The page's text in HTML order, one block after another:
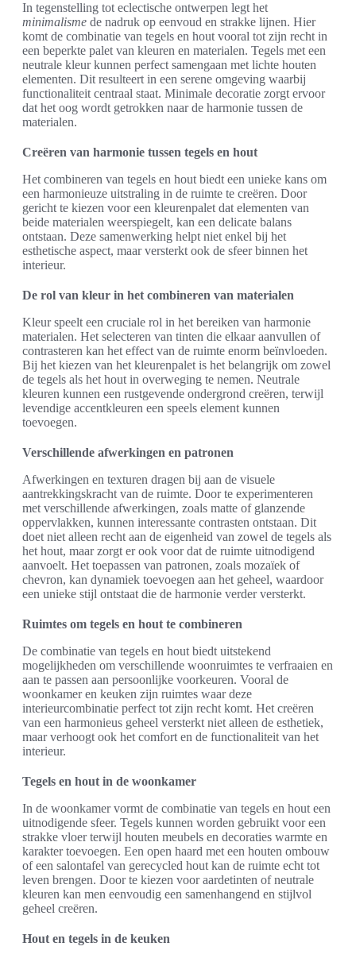
In tegenstelling tot eclectische ontwerpen legt het
minimalisme de nadruk op eenvoud en strakke lijnen. Hier
komt de combinatie van tegels en hout vooral tot zijn recht in
een beperkte palet van kleuren en materialen. Tegels met een
neutrale kleur kunnen perfect samengaan met lichte houten
elementen. Dit resulteert in een serene omgeving waarbij
functionaliteit centraal staat. Minimale decoratie zorgt ervoor
dat het oog wordt getrokken naar de harmonie tussen de
materialen.
Creëren van harmonie tussen tegels en hout
Het combineren van tegels en hout biedt een unieke kans om
een harmonieuze uitstraling in de ruimte te creëren. Door
gericht te kiezen voor een kleurenpalet dat elementen van
beide materialen weerspiegelt, kan een delicate balans
ontstaan. Deze samenwerking helpt niet enkel bij het
esthetische aspect, maar versterkt ook de sfeer binnen het
interieur.
De rol van kleur in het combineren van materialen
Kleur speelt een cruciale rol in het bereiken van harmonie
materialen. Het selecteren van tinten die elkaar aanvullen of
contrasteren kan het effect van de ruimte enorm beïnvloeden.
Bij het kiezen van het kleurenpalet is het belangrijk om zowel
de tegels als het hout in overweging te nemen. Neutrale
kleuren kunnen een rustgevende ondergrond creëren, terwijl
levendige accentkleuren een speels element kunnen
toevoegen.
Verschillende afwerkingen en patronen
Afwerkingen en texturen dragen bij aan de visuele
aantrekkingskracht van de ruimte. Door te experimenteren
met verschillende afwerkingen, zoals matte of glanzende
oppervlakken, kunnen interessante contrasten ontstaan. Dit
doet niet alleen recht aan de eigenheid van zowel de tegels als
het hout, maar zorgt er ook voor dat de ruimte uitnodigend
aanvoelt. Het toepassen van patronen, zoals mozaïek of
chevron, kan dynamiek toevoegen aan het geheel, waardoor
een unieke stijl ontstaat die de harmonie verder versterkt.
Ruimtes om tegels en hout te combineren
De combinatie van tegels en hout biedt uitstekend
mogelijkheden om verschillende woonruimtes te verfraaien en
aan te passen aan persoonlijke voorkeuren. Vooral de
woonkamer en keuken zijn ruimtes waar deze
interieurcombinatie perfect tot zijn recht komt. Het creëren
van een harmonieus geheel versterkt niet alleen de esthetiek,
maar verhoogt ook het comfort en de functionaliteit van het
interieur.
Tegels en hout in de woonkamer
In de woonkamer vormt de combinatie van tegels en hout een
uitnodigende sfeer. Tegels kunnen worden gebruikt voor een
strakke vloer terwijl houten meubels en decoraties warmte en
karakter toevoegen. Een open haard met een houten ombouw
of een salontafel van gerecycled hout kan de ruimte echt tot
leven brengen. Door te kiezen voor aardetinten of neutrale
kleuren kan men eenvoudig een samenhangend en stijlvol
geheel creëren.
Hout en tegels in de keuken